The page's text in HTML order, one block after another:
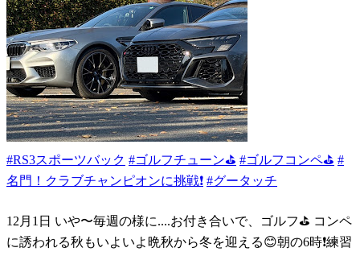
#RS3スポーツバック #ゴルフチューン⛳ #ゴルフコンペ⛳️ #
名門！クラブチャンピオンに挑戦❗️ #グータッチ
12月1日 いや〜毎週の様に....お付き合いで、ゴルフ⛳️ コンペ
に誘われる秋もいよいよ晩秋から冬を迎える😊朝の6時❗️練習